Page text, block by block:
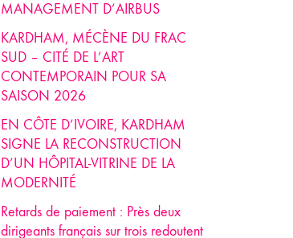
MANAGEMENT D’AIRBUS
KARDHAM, MÉCÈNE DU FRAC
SUD – CITÉ DE L’ART
CONTEMPORAIN POUR SA
SAISON 2026
EN CÔTE D’IVOIRE, KARDHAM
SIGNE LA RECONSTRUCTION
D’UN HÔPITAL-VITRINE DE LA
MODERNITÉ
Retards de paiement : Près deux
dirigeants français sur trois redoutent